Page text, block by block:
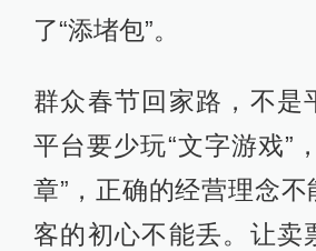
了“添堵包”。
群众春节回家路，不是
平台要少玩“文字游戏”
章”，正确的经营理念
客的初心不能丢。让卖